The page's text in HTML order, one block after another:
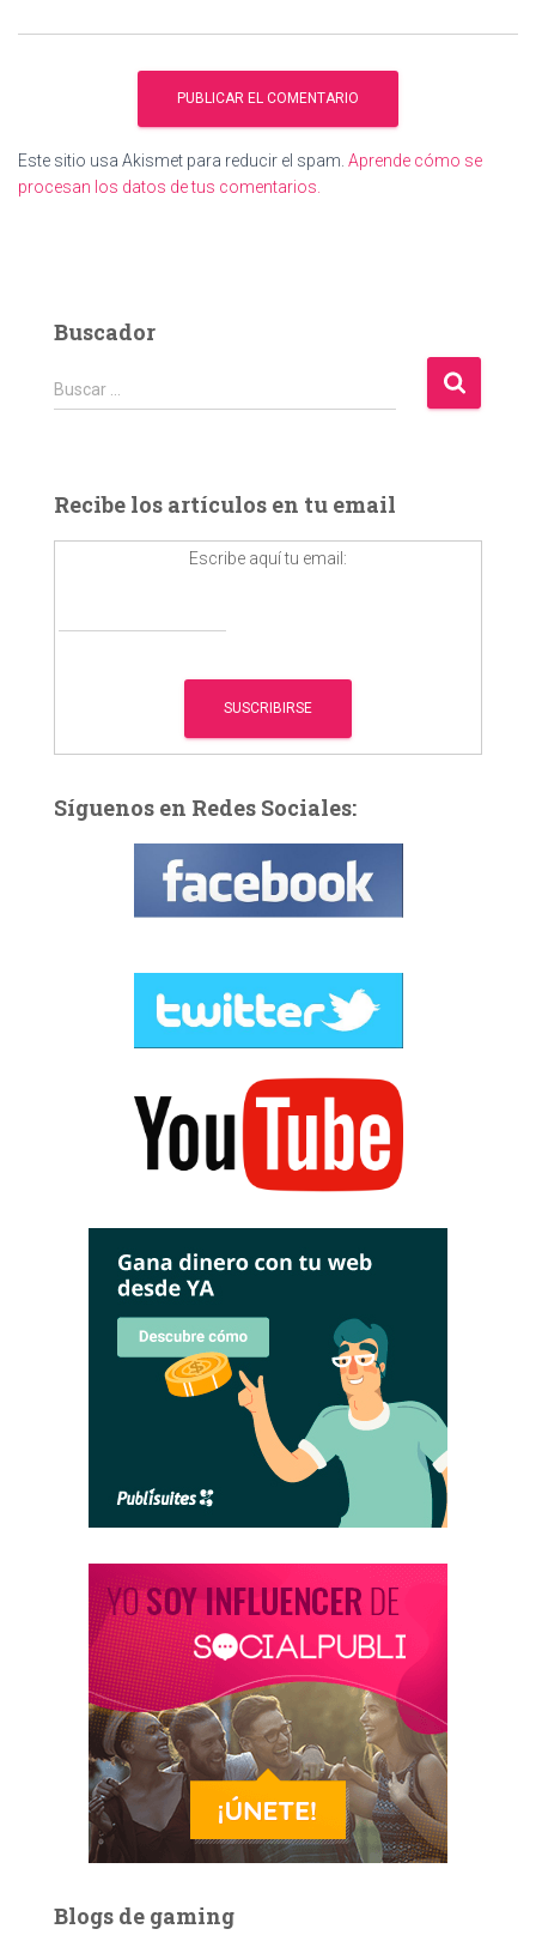
Este sitio usa Akismet para reducir el spam. Aprende cómo se
procesan los datos de tus comentarios.
Buscador
B
u
r
:
Buscar …
Recibe los artículos en tu email
Escribe aquí tu email:
Síguenos en Redes Sociales:
Blogs de gaming